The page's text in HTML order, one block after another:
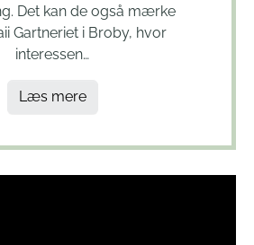
Det kan de også mærke
Gartneriet i Broby, hvor
interessen…
Læs mere